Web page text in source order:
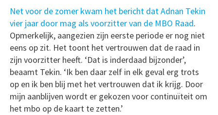
Net voor de zomer kwam het bericht dat Adnan Tekin
vier jaar door mag als voorzitter van de MBO Raad.
Opmerkelijk, aangezien zijn eerste periode er nog niet
eens op zit. Het toont het vertrouwen dat de raad in
zijn voorzitter heeft. ‘Dat is inderdaad bijzonder’,
beaamt Tekin. ‘Ik ben daar zelf in elk geval erg trots
op en ik ben blij met het vertrouwen dat ik krijg. Door
mijn aanblijven wordt er gekozen voor continuïteit om
het mbo op de kaart te zetten.’